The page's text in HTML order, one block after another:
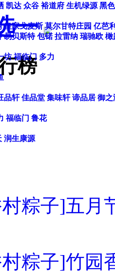
凯达 众谷 裕道府 生机绿源 黑
皇家戈麦斯 莫尔甘特庄园 亿芭
易贝斯特 包锘 拉雷纳 瑞驰欧 橄
坊 福临门 多力
品轩 佳品堂 集味轩 谛品居 御之
福临门 鲁花
润生康源
一
榜
粽子]五月
粽子]竹园